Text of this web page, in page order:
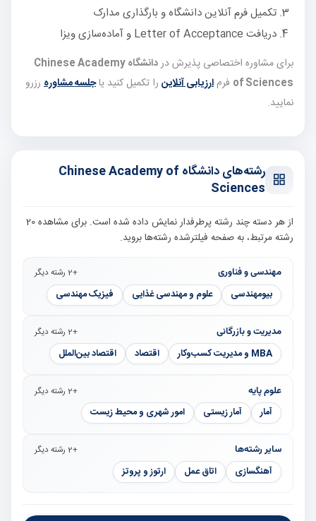
تکمیل فرم آنلاین دانشگاه و بارگذاری مدارک
دریافت Letter of Acceptance و آماده‌سازی ویزا
برای مشاوره اختصاصی پذیرش در
دانشگاه Chinese Academy
of Sciences فرم ارزیابی آنلاین را تکمیل کنید یاجلسه مشاوره رزرو
نمایید.
رشته‌های دانشگاه Chinese Academy of
Sciences
از هر دسته چند رشته پرطرفدار نمایش داده شده است. برای مشاهده 20
رشته مرتبط، به صفحه فیلترشده رشته‌ها بروید.
مهندسی و فناوری +2 رشته دیگر
بیومهندسی علوم و مهندسی غذایی فیزیک مهندسی
مدیریت و بازرگانی +2 رشته دیگر
MBA و مدیریت کسب‌وکار اقتصاد اقتصاد بین‌الملل
علوم پایه +2 رشته دیگر
آمار آمار زیستی امور شهری و محیط زیست
سایر رشته‌ها +2 رشته دیگر
آهنگسازی اتاق عمل ارتوز و پروتز